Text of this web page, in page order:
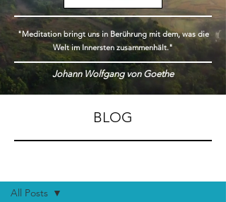
"Meditation bringt uns in Berührung mit dem, was die
Welt im Innersten zusammenhält."
Johann Wolfgang von Goethe
BLOG
All Posts